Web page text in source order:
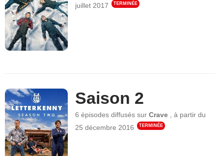
juillet 2017
TERMINÉE
Saison 2
6 épisodes diffusés surCrave ,à partir du
25 décembre 2016
TERMINÉE